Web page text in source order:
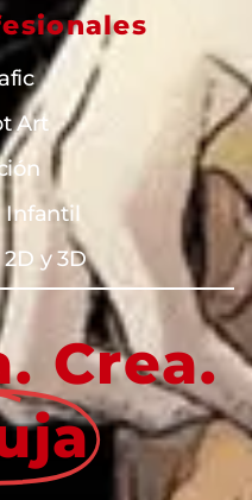
Art
Infantil
y 3D
Crea.